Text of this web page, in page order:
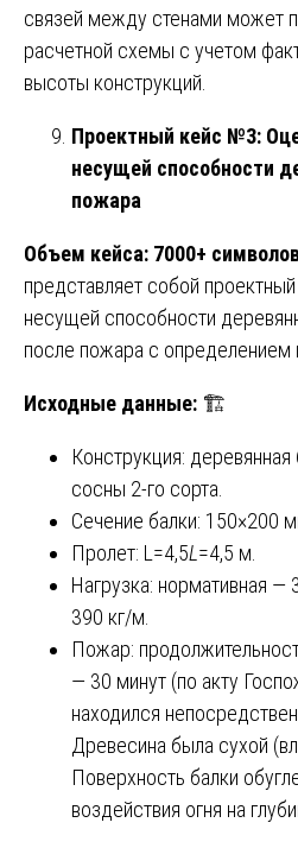
связей между стенами может
расчетной схемы с учетом
высоты конструкций.
Проектный кейс №3:
несущей способности
пожара
Объем кейса: 7000+
представляет собой
несущей способности
после пожара с определением
Исходные данные: 🏗️
Конструкция:
сосны 2-го сорта.
Сечение балки: 150×200
Пролет: L=4,5L =4,5 м.
Нагрузка: нормативная —
390 кг/м.
Пожар:
— 30 минут (по акту
находился
Древесина была сухой
Поверхность балки
воздействия огня на